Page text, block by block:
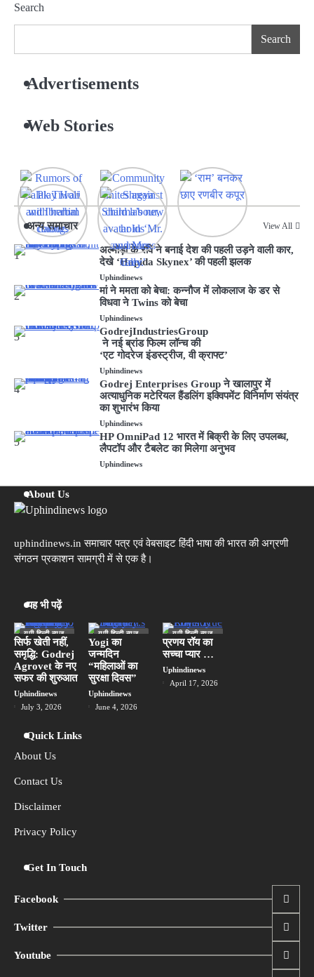
Search
Search
Advertisements
Web Stories
अन्य समाचार View All
1
अल्मोड़ा के रवि ने बनाई देश की पहली उड़ने वाली कार,
देखे ‘Hapida Skynex’ की पहली झलक
Uphindinews
2
मां ने ममता को बेचा: कन्नौज में लोकलाज के डर से
विधवा ने Twins को बेचा
Uphindinews
3
GodrejIndustriesGroup
ने नई ब्रांड फिल्म लॉन्च की
‘एट गोदरेज इंडस्ट्रीज, वी क्राफ्ट’
Uphindinews
4
Godrej Enterprises Group ने खालापुर में
अत्याधुनिक मटेरियल हैंडलिंग इक्विपमेंट विनिर्माण संयंत्र
का शुभारंभ किया
Uphindinews
5
HP OmniPad 12 भारत में बिक्री के लिए उपलब्ध,
लैपटॉप और टैबलेट का मिलेगा अनुभव
Uphindinews
About Us
uphindinews.in समाचार पत्र एवं वेबसाइट हिंदी भाषा की भारत की अग्रणी
संगठन प्रकाशन सामग्री में से एक है।
यह भी पढ़ें
यूपी हिन्दी न्यूज
स्पेशल
सिर्फ खेती नहीं,
समृद्धि: Godrej
Agrovet के नए
सफर की शुरुआत
Uphindinews
July 3, 2026
यूपी हिन्दी न्यूज
स्पेशल
लखनऊ
Yogi का
जन्मदिन
“महिलाओं का
सुरक्षा दिवस”
Uphindinews
June 4, 2026
यूपी हिन्दी न्यूज
स्पेशल
प्रणय रॉय का
सच्चा प्यार …
Uphindinews
April 17, 2026
Quick Links
About Us
Contact Us
Disclaimer
Privacy Policy
Get In Touch
Facebook
Twitter
Youtube